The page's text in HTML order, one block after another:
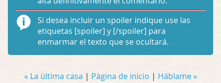
Si desea incluir un spoiler indique use las
etiquetas [spoiler] y [/spoiler] para
enmarmar el texto que se ocultará.
« La última casa | Página de inicio | Háblame »